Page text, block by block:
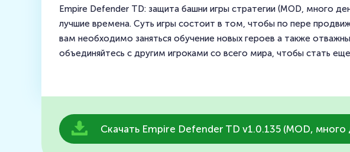
Empire Defender TD: защита башни игры стратегии (MOD, много
лучшие времена. Суть игры состоит в том, чтобы по пере
вам необходимо заняться обучение новых героев а также
объединяйтесь с другим игроками со всего мира, чтобы стать
Скачать Empire Defender TD v1.0.135 (MOD, много